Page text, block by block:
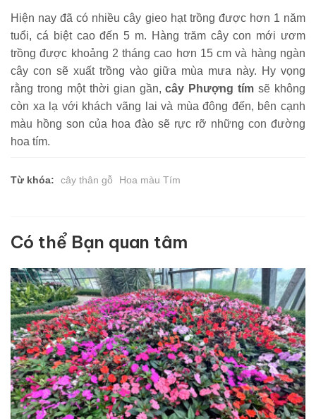
Hiện nay đã có nhiều cây gieo hạt trồng được hơn 1 năm
tuổi, cá biệt cao đến 5 m. Hàng trăm cây con mới ươm
trồng được khoảng 2 tháng cao hơn 15 cm và hàng ngàn
cây con sẽ xuất trồng vào giữa mùa mưa này. Hy vọng
rằng trong một thời gian gần,cây Phượng tím sẽ không
còn xa lạ với khách vãng lai và mùa đông đến, bên cạnh
màu hồng son của hoa đào sẽ rực rỡ những con đường
hoa tím.
Từ khóa: cây thân gỗ Hoa màu Tím
Có thể Bạn quan tâm